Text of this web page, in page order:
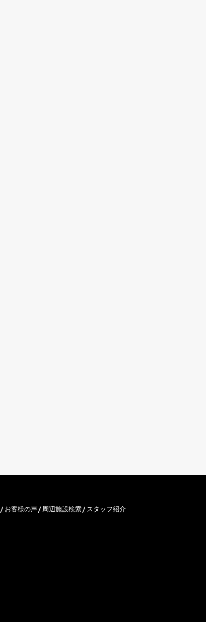
お客様の声 周辺施設検索
スタッフ紹介